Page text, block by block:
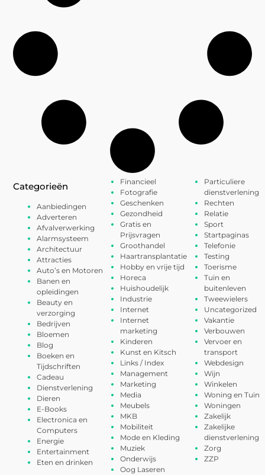
Categorieën
Aanbiedingen
Adverteren
Afvalverwerking
Alarmsysteem
Architectuur
Attracties
Auto’s en Motoren
Banen en
opleidingen
Beauty en
verzorging
Bedrijven
Bloemen
Blog
Boeken en
Tijdschriften
Cadeau
Dienstverlening
Dieren
E-Books
Electronica en
Computers
Energie
Entertainment
Eten en drinken
Financieel
Fotografie
Geschenken
Gezondheid
Gratis en
Prijsvragen
Groothandel
Haartransplantatie
Hobby en vrije tijd
Horeca
Huishoudelijk
Industrie
Internet
Internet
marketing
Kinderen
Kunst en Kitsch
Links / Index
Management
Marketing
Media
Meubels
MKB
Mobiliteit
Mode en Kleding
Muziek
Onderwijs
Oog Laseren
Particuliere
dienstverlening
Rechten
Relatie
Sport
Startpaginas
Telefonie
Testing
Toerisme
Tuin en
buitenleven
Tweewielers
Uncategorized
Vakantie
Verbouwen
Vervoer en
transport
Webdesign
Wijn
Winkelen
Woning en Tuin
Woningen
Zakelijk
Zakelijke
dienstverlening
Zorg
ZZP